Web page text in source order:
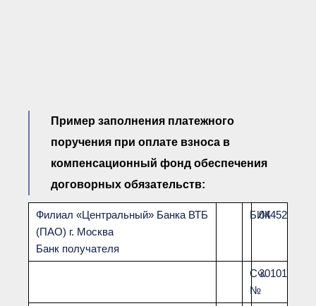
Пример заполнения платежного
поручения при оплате взноса в
компенсационный фонд обеспечения
договорных обязательств:
Филиал «Центральный» Банка ВТБ
(ПАО) г. Москва
Банк получателя
БИК
044525411
Сч.
№